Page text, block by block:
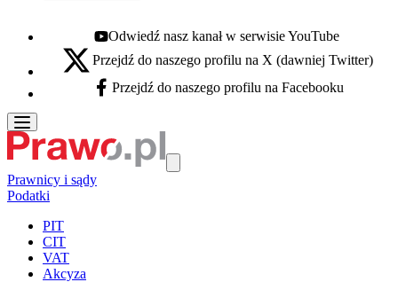
Youtube - otwiera się w nowej karcie
Odwiedź nasz kanał w serwisie YouTube
X - otwiera się w nowej karcie
Przejdź do naszego profilu na X (dawniej Twitter)
Facebook - otwiera się w nowej karcie
Przejdź do naszego profilu na Facebooku
Prawnicy i sądy
Podatki
PIT
CIT
VAT
Akcyza